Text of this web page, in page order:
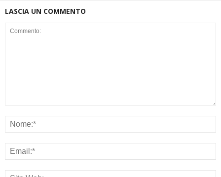
LASCIA UN COMMENTO